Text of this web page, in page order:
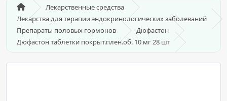
Лекарственные средства
Лекарства для терапии эндокринологических заболеваний
Препараты половых гормонов
Дюфастон
Дюфастон таблетки покрыт.плен.об. 10 мг 28 шт